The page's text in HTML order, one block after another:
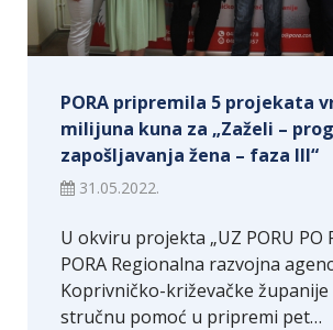
PORA pripremila 5 projekata
milijuna kuna za „Zaželi –
zapošljavanja žena – faza III“
31.05.2022.
U okviru projekta „UZ PORU PO
PORA Regionalna razvojna
Koprivničko-križevačke
stručnu pomoć u pripremi pet…